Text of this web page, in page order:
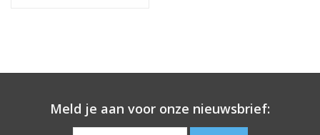
Meld je aan voor onze nieuwsbrief: